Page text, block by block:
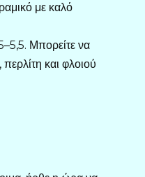
με καλό
Μπορείτε να
και φλοιού